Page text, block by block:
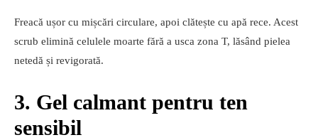
Freacă ușor cu mișcări circulare, apoi clătește cu apă rece. Acest
scrub elimină celulele moarte fără a usca zona T, lăsând pielea
netedă și revigorată.
3. Gel calmant pentru ten
sensibil